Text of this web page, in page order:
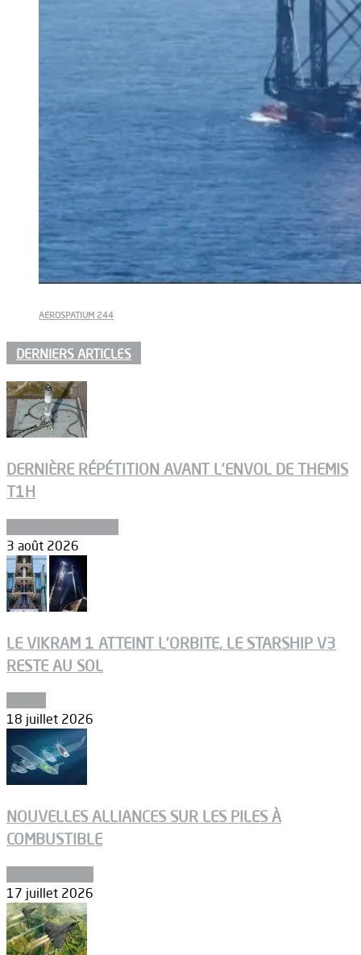
AEROSPATIUM 244
DERNIERS ARTICLES
DERNIÈRE RÉPÉTITION AVANT L’ENVOL DE THEMIS
T1H
3 août 2026
LE VIKRAM 1 ATTEINT L’ORBITE, LE STARSHIP V3
RESTE AU SOL
18 juillet 2026
NOUVELLES ALLIANCES SUR LES PILES À
COMBUSTIBLE
17 juillet 2026